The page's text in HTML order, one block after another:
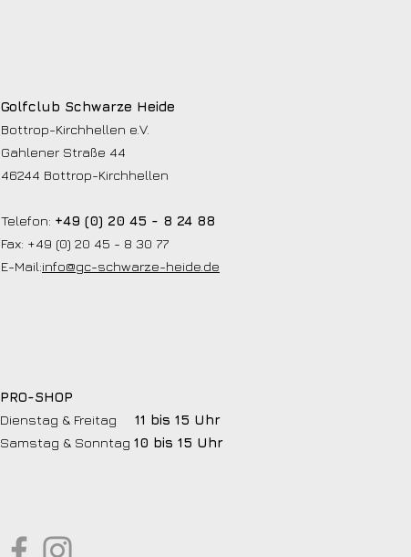
Golfclub Schwarze Heide
Bottrop-Kirchhellen e.V.
Gahlener Straße 44
46244 Bottrop-Kirchhellen
Telefon: +49 (0) 20 45 - 8 24 88
Fax: +49 (0) 20 45 - 8 30 77
E-Mail:info@gc-schwarze-heide.de
PRO-SHOP
Dienstag & Freitag 11 bis 15 Uhr
Samstag & Sonntag 10 bis 15 Uhr